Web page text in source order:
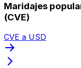
Maridajes
(CVE)
CVE a USD